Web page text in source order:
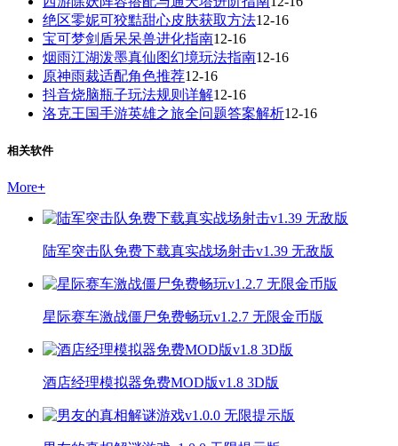
绝区零妮可狡黠甜心皮肤获取方法12-16
宝可梦剑盾呆呆兽进化指南12-16
烟雨江湖泼墨真仙图幻境玩法指南12-16
原神雨裁适配角色推荐12-16
抖音烧脑瓶子玩法规则详解12-16
洛克王国手游英雄之旅全问题答案解析12-16
相关软件
More+
陆军突击队免费下载真实战场射击v1.39 无敌版
星际赛车激战僵尸免费畅玩v1.2.7 无限金币版
酒店经理模拟器免费MOD版v1.8 3D版